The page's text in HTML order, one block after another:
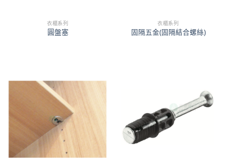
衣櫃系列
圓盤塞
衣櫃系列
固隔五金(固隔結合螺絲)